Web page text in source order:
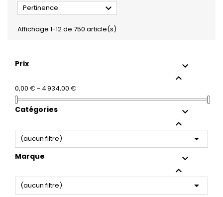
Pertinence 
Affichage 1-12 de 750 article(s)
Prix


0,00 € - 4 934,00 €
Catégories


(aucun filtre) 
Marque


(aucun filtre) 